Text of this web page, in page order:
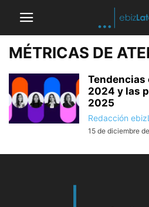
MÉTRICAS DE
Tendencias
2024 y las
2025
Redacción
15 de diciembre